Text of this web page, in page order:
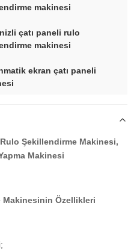
makinesi
çatı paneli rulo
makinesi
ekran çatı paneli
Şekillendirme Makinesi,
Makinesi
Makinesinin Özellikleri​